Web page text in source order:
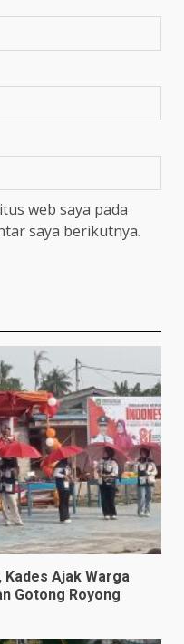
web saya pada
saya berikutnya.
Ajak Warga
Gotong Royong